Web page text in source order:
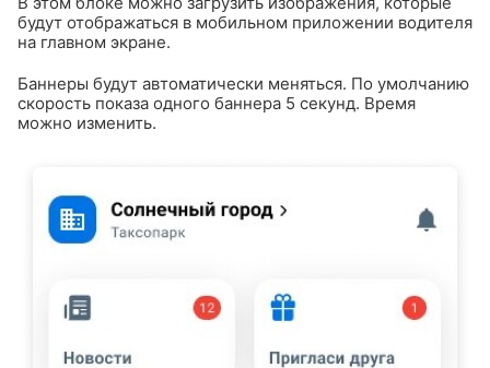
будут отображаться в мобильном приложении водителя
на главном экране.
Баннеры будут автоматически меняться. По умолчанию
скорость показа одного баннера 5 секунд. Время
можно изменить.